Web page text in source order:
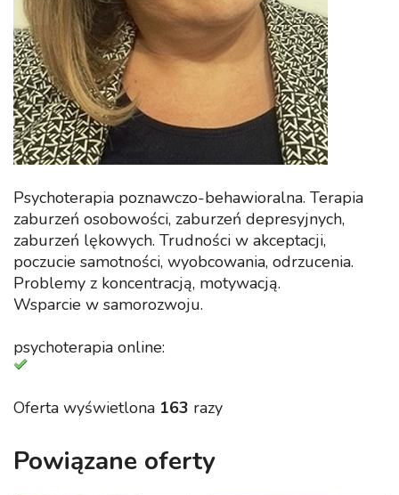
Psychoterapia poznawczo-behawioralna. Terapia
zaburzeń osobowości, zaburzeń depresyjnych,
zaburzeń lękowych. Trudności w akceptacji,
poczucie samotności, wyobcowania, odrzucenia.
Problemy z koncentracją, motywacją.
Wsparcie w samorozwoju.
psychoterapia online:
Oferta wyświetlona 163 razy
Powiązane oferty